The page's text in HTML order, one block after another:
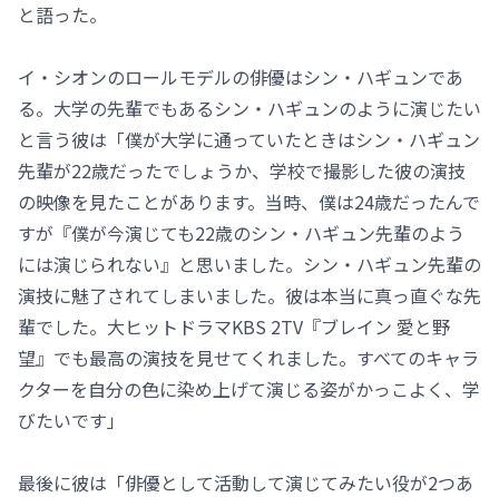
と語った。
イ・シオンのロールモデルの俳優はシン・ハギュンであ
る。大学の先輩でもあるシン・ハギュンのように演じたい
と言う彼は「僕が大学に通っていたときはシン・ハギュン
先輩が22歳だったでしょうか、学校で撮影した彼の演技
の映像を見たことがあります。当時、僕は24歳だったんで
すが『僕が今演じても22歳のシン・ハギュン先輩のよう
には演じられない』と思いました。シン・ハギュン先輩の
演技に魅了されてしまいました。彼は本当に真っ直ぐな先
輩でした。大ヒットドラマKBS 2TV『ブレイン 愛と野
望』でも最高の演技を見せてくれました。すべてのキャラ
クターを自分の色に染め上げて演じる姿がかっこよく、学
びたいです」
最後に彼は「俳優として活動して演じてみたい役が2つあ